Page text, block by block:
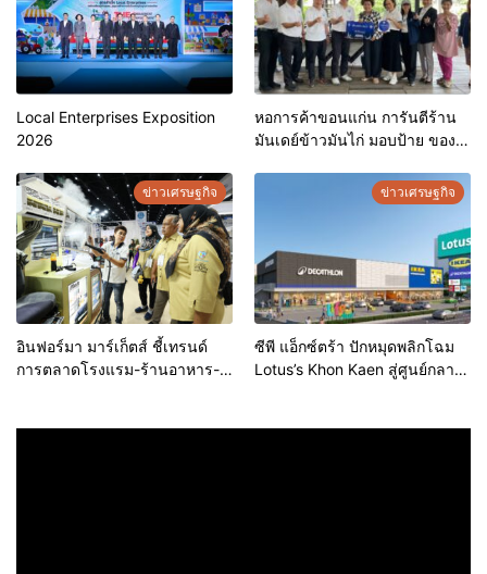
Local Enterprises Exposition
2026
หอการค้าขอนแก่น การันตีร้าน
มันเดย์ข้าวมันไก่ มอบป้าย ของดี
ประกอบการคุณภาพ ยกระดับ
มาตรฐาน สร้างความเชื่อมั่นให้ผู้
ข่าวเศรษฐกิจ
อินฟอร์มา มาร์เก็ตส์ ชี้เทรนด์
การตลาดโรงแรม-ร้านอาหาร-
ข่าวเศรษฐกิจ
ซีพี แอ็กซ์ตร้า ปักหมุดพลิกโฉม
Lotus’s Khon Kaen สู่ศูนย์กลาง